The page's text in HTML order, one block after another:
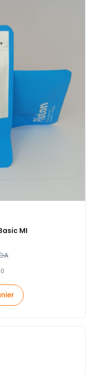
MI
0